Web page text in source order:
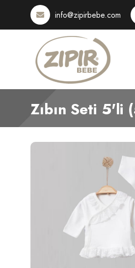
info@zipirbebe.com
Zıbın Seti 5'li